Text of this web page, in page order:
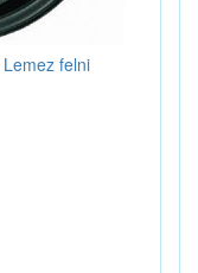
Lemez felni